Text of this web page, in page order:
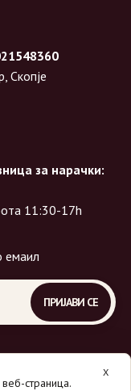
Скопје
за нарачки:
11:30-17h
емаил
X
страница.